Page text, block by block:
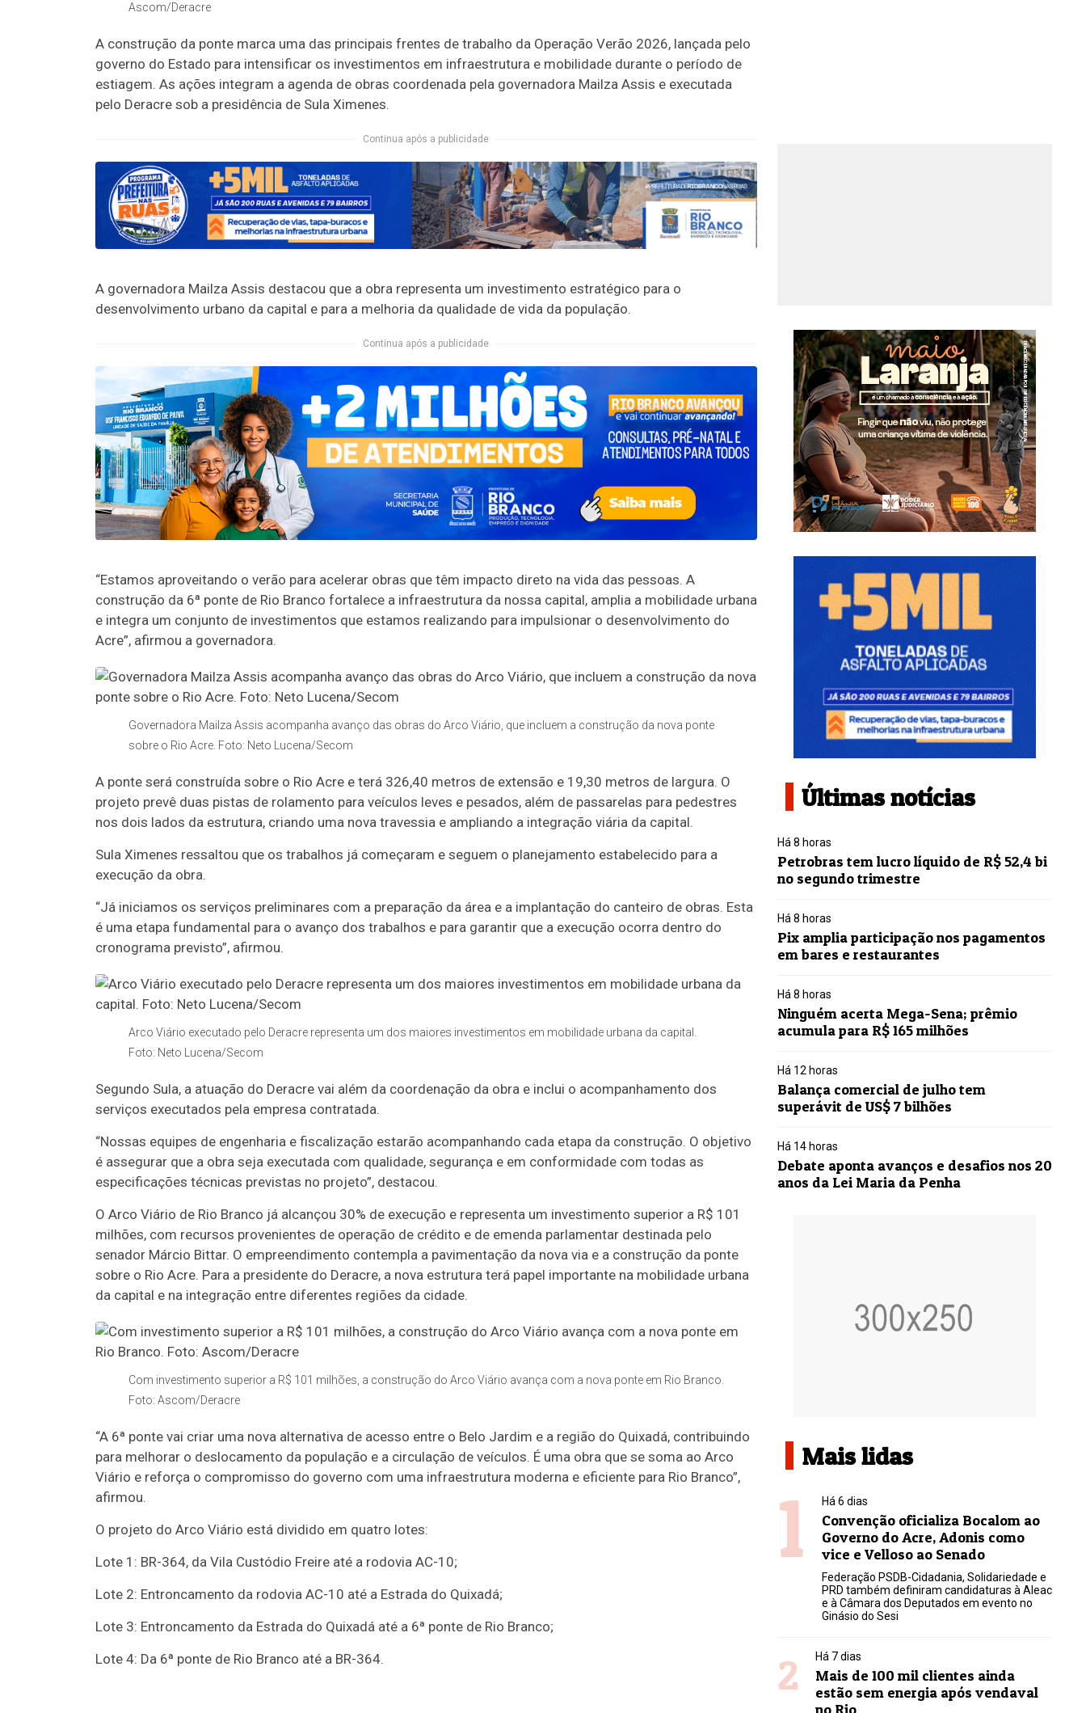
Ascom/Deracre
A construção da ponte marca uma das principais frentes de trabalho da Operação Verão 2026, lançada pelo
governo do Estado para intensificar os investimentos em infraestrutura e mobilidade durante o período de
estiagem. As ações integram a agenda de obras coordenada pela governadora Mailza Assis e executada
pelo Deracre sob a presidência de Sula Ximenes.
Continua após a publicidade
A governadora Mailza Assis destacou que a obra representa um investimento estratégico para o
desenvolvimento urbano da capital e para a melhoria da qualidade de vida da população.
Continua após a publicidade
“Estamos aproveitando o verão para acelerar obras que têm impacto direto na vida das pessoas. A
construção da 6ª ponte de Rio Branco fortalece a infraestrutura da nossa capital, amplia a mobilidade urbana
e integra um conjunto de investimentos que estamos realizando para impulsionar o desenvolvimento do
Acre”, afirmou a governadora.
Governadora Mailza Assis acompanha avanço das obras do Arco Viário, que incluem a construção da nova ponte
sobre o Rio Acre. Foto: Neto Lucena/Secom
A ponte será construída sobre o Rio Acre e terá 326,40 metros de extensão e 19,30 metros de largura. O
projeto prevê duas pistas de rolamento para veículos leves e pesados, além de passarelas para pedestres
nos dois lados da estrutura, criando uma nova travessia e ampliando a integração viária da capital.
Sula Ximenes ressaltou que os trabalhos já começaram e seguem o planejamento estabelecido para a
execução da obra.
“Já iniciamos os serviços preliminares com a preparação da área e a implantação do canteiro de obras. Esta
é uma etapa fundamental para o avanço dos trabalhos e para garantir que a execução ocorra dentro do
cronograma previsto”, afirmou.
Arco Viário executado pelo Deracre representa um dos maiores investimentos em mobilidade urbana da capital.
Foto: Neto Lucena/Secom
Segundo Sula, a atuação do Deracre vai além da coordenação da obra e inclui o acompanhamento dos
serviços executados pela empresa contratada.
“Nossas equipes de engenharia e fiscalização estarão acompanhando cada etapa da construção. O objetivo
é assegurar que a obra seja executada com qualidade, segurança e em conformidade com todas as
especificações técnicas previstas no projeto”, destacou.
O Arco Viário de Rio Branco já alcançou 30% de execução e representa um investimento superior a R$ 101
milhões, com recursos provenientes de operação de crédito e de emenda parlamentar destinada pelo
senador Márcio Bittar. O empreendimento contempla a pavimentação da nova via e a construção da ponte
sobre o Rio Acre. Para a presidente do Deracre, a nova estrutura terá papel importante na mobilidade urbana
da capital e na integração entre diferentes regiões da cidade.
Com investimento superior a R$ 101 milhões, a construção do Arco Viário avança com a nova ponte em Rio Branco.
Foto: Ascom/Deracre
“A 6ª ponte vai criar uma nova alternativa de acesso entre o Belo Jardim e a região do Quixadá, contribuindo
para melhorar o deslocamento da população e a circulação de veículos. É uma obra que se soma ao Arco
Viário e reforça o compromisso do governo com uma infraestrutura moderna e eficiente para Rio Branco”,
afirmou.
O projeto do Arco Viário está dividido em quatro lotes:
Lote 1: BR-364, da Vila Custódio Freire até a rodovia AC-10;
Lote 2: Entroncamento da rodovia AC-10 até a Estrada do Quixadá;
Lote 3: Entroncamento da Estrada do Quixadá até a 6ª ponte de Rio Branco;
Lote 4: Da 6ª ponte de Rio Branco até a BR-364.
Últimas notícias
Há 8 horas
Petrobras tem lucro líquido de R$ 52,4 bi
no segundo trimestre
Há 8 horas
Pix amplia participação nos pagamentos
em bares e restaurantes
Há 8 horas
Ninguém acerta Mega-Sena; prêmio
acumula para R$ 165 milhões
Há 12 horas
Balança comercial de julho tem
superávit de US$ 7 bilhões
Há 14 horas
Debate aponta avanços e desafios nos 20
anos da Lei Maria da Penha
Mais lidas
1 Há 6 dias
Convenção oficializa Bocalom ao
Governo do Acre, Adonis como
vice e Velloso ao Senado
Federação PSDB-Cidadania, Solidariedade e
PRD também definiram candidaturas à Aleac
e à Câmara dos Deputados em evento no
Ginásio do Sesi
2 Há 7 dias
Mais de 100 mil clientes ainda
estão sem energia após vendaval
no Rio